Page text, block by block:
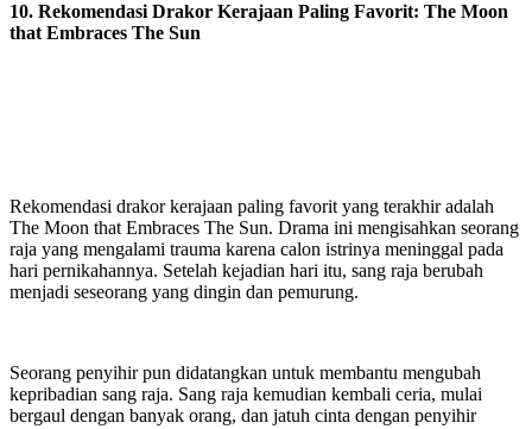
10. Rekomendasi Drakor Kerajaan Paling Favorit: The Moon
that Embraces The Sun
Rekomendasi drakor kerajaan paling favorit yang terakhir adalah
The Moon that Embraces The Sun. Drama ini mengisahkan seorang
raja yang mengalami trauma karena calon istrinya meninggal pada
hari pernikahannya. Setelah kejadian hari itu, sang raja berubah
menjadi seseorang yang dingin dan pemurung.
Seorang penyihir pun didatangkan untuk membantu mengubah
kepribadian sang raja. Sang raja kemudian kembali ceria, mulai
bergaul dengan banyak orang, dan jatuh cinta dengan penyihir